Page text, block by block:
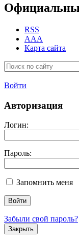
RSS
AAA
Карта сайта
Войти
Авторизация
Логин:
Пароль:
Запомнить меня
Забыли свой пароль?
Закрыть